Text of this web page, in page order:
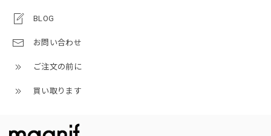
BLOG
お問い合わせ
ご注文の前に
買い取ります